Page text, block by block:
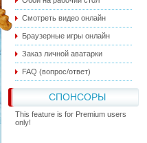
Смотреть видео онлайн
Браузерные игры онлайн
Заказ личной аватарки
FAQ (вопрос/ответ)
СПОНСОРЫ
This feature is for Premium users
only!